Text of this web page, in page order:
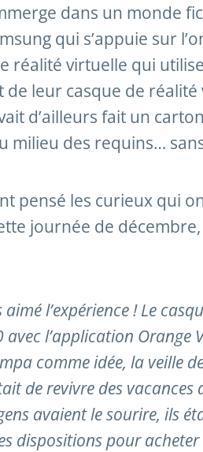
dans un monde
qui s’appuie sur
réalité virtuelle qui
leur casque de réalité
d’ailleurs fait un
milieu des requins…
pensé les curieux qui
journée de
l’expérience ! Le
avec l’application Orange
comme idée, la veille
de revivre des
avaient le sourire, ils
dispositions pour